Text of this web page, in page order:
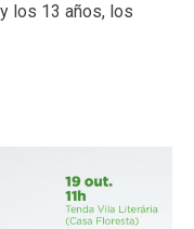
los 13 años, los